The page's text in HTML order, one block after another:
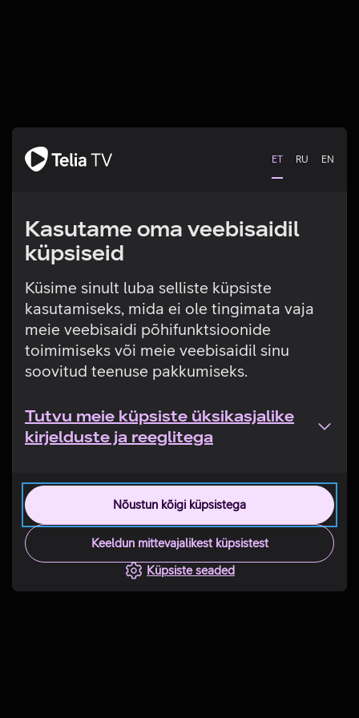
ET RU EN
Kasutame oma veebisaidil
küpsiseid
Küsime sinult luba selliste küpsiste
kasutamiseks, mida ei ole tingimata vaja
meie veebisaidi põhifunktsioonide
toimimiseks või meie veebisaidil sinu
soovitud teenuse pakkumiseks.
Tutvu meie küpsiste üksikasjalike
kirjelduste ja reeglitega
Nõustun kõigi küpsistega
Keeldun mittevajalikest küpsistest
Küpsiste seaded
Tehniline viga